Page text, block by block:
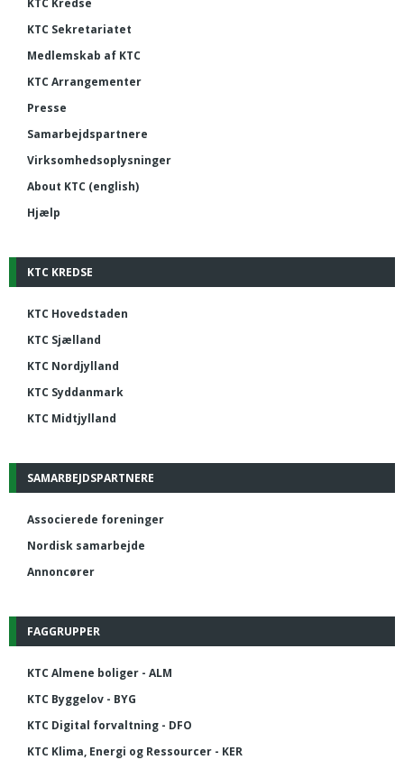
KTC Sekretariatet
Medlemskab af KTC
KTC Arrangementer
Presse
Samarbejdspartnere
Virksomhedsoplysninger
About KTC (english)
Hjælp
KTC KREDSE
KTC Hovedstaden
KTC Sjælland
KTC Nordjylland
KTC Syddanmark
KTC Midtjylland
SAMARBEJDSPARTNERE
Associerede foreninger
Nordisk samarbejde
Annoncører
FAGGRUPPER
KTC Almene boliger - ALM
KTC Byggelov - BYG
KTC Digital forvaltning - DFO
KTC Klima, Energi og Ressourcer - KER